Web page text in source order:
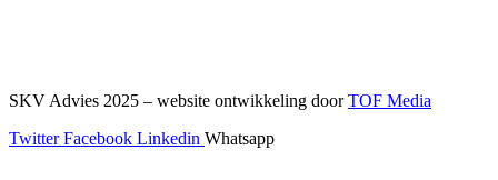
SKV Advies 2025 – website ontwikkeling doorTOF Media
Twitter Facebook Linkedin Whatsapp